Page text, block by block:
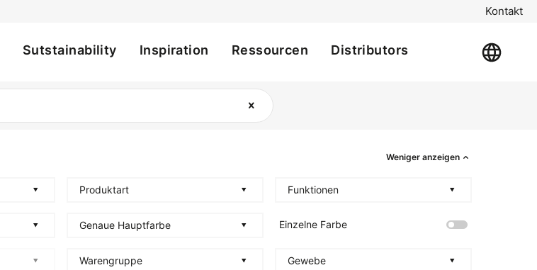
Kontakt
Sutstainability Inspiration Ressourcen Distributors
Weniger anzeigen
Produktart Funktionen
Genaue Hauptfarbe Einzelne Farbe
Warengruppe Gewebe